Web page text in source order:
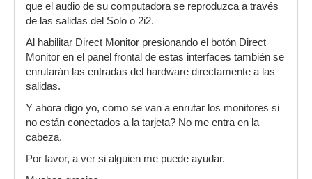
que el audio de su computadora se reproduzca a través
de las salidas del Solo o 2i2.
Al habilitar Direct Monitor presionando el botón Direct
Monitor en el panel frontal de estas interfaces también se
enrutarán las entradas del hardware directamente a las
salidas.
Y ahora digo yo, como se van a enrutar los monitores si
no están conectados a la tarjeta? No me entra en la
cabeza.
Por favor, a ver si alguien me puede ayudar.